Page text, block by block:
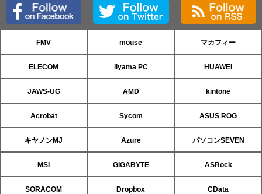
FMV mouse マカフィー
ELECOM iiyama PC HUAWEI
JAWS-UG AMD kintone
Acrobat Sycom ASUS ROG
キヤノンMJ Azure パソコンSEVEN
MSI GIGABYTE ASRock
SORACOM Dropbox CData